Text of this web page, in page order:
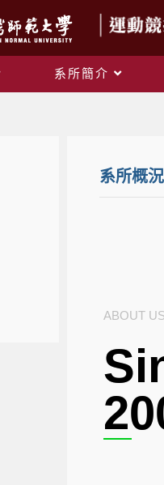
系所簡介
系所概況
ABOUT US